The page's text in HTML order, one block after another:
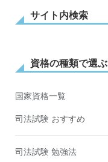
サイト内検索
資格の種類で選ぶ
国家資格一覧
司法試験 おすすめ
司法試験 勉強法